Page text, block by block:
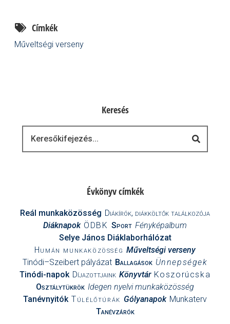
Címkék
Műveltségi verseny
Keresés
Évkönyv címkék
Reál munkaközösség Diákírók, diákköltők találkozója
Diáknapok ÖDBK Sport Fényképalbum
Selye János Diáklaborhálózat
Humán munkaközösség Műveltségi verseny
Tinódi–Szeibert pályázat Ballagások Ünnepségek
Tinódi-napok Díjazottjaink Könyvtár Koszorúcska
Osztálytükrök Idegen nyelvi munkaközösség
Tanévnyitók Túlélőtúrák Gólyanapok Munkaterv
Tanévzárók